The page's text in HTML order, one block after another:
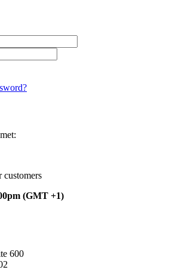
customers
(GMT +1)
600